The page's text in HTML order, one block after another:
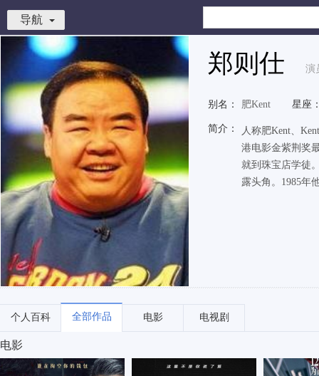
导航
郑则仕 演
别名： 肥Kent 星座
简介：
人称肥Kent、
港电影金紫荆奖
就到珠宝店学徒
露头角。1985年
个人百科 全部作品 电影 电视剧
电影